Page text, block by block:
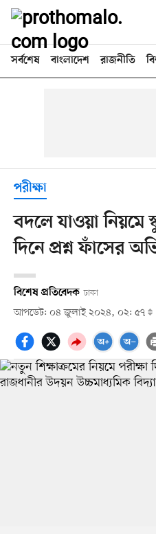
সর্বশেষ বাংলাদেশ রাজনীতি
পরীক্ষা
বদলে যাওয়া নিয়মে
দিনে প্রশ্ন ফাঁসের
বিশেষ প্রতিবেদক ঢাকা
আপডেট: ০৪ জুলাই ২০২৪, ০২: ৫৭